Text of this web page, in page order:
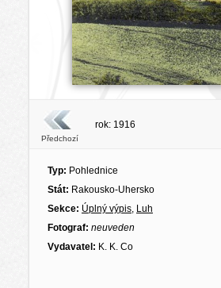
Předchozí
rok: 1916
Typ: Pohlednice
Stát: Rakousko-Uhersko
Sekce: Úplný výpis, Luh
Fotograf: neuveden
Vydavatel: K. K. Co